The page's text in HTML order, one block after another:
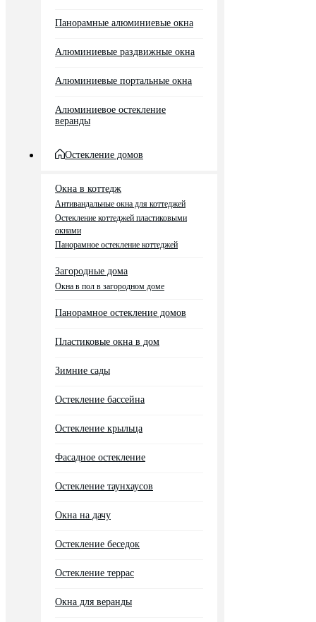
Панорамные алюминиевые окна
Алюминиевые раздвижные окна
Алюминиевые портальные окна
Алюминиевое остекление
веранды
Остекление домов
Окна в коттедж
Антивандальные окна для коттеджей
Остекление коттеджей пластиковыми
окнами
Панорамное остекление коттеджей
Загородные дома
Окна в пол в загородном доме
Панорамное остекление домов
Пластиковые окна в дом
Зимние сады
Остекление бассейна
Остекление крыльца
Фасадное остекление
Остекление таунхаусов
Окна на дачу
Остекление беседок
Остекление террас
Окна для веранды